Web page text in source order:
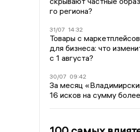
го региона?
31/07 14:32
Товары с
для бизнеса: что
с 1 августа?
30/07 09:42
За месяц
16 исков на сумму